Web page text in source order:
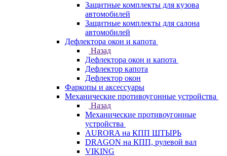
Защитные комплекты для кузова
автомобилей
Защитные комплекты для салона
автомобилей
Дефлектора окон и капота
Назад
Дефлектора окон и капота
Дефлектор капота
Дефлектор окон
Фаркопы и аксессуары
Механические противоугонные устройства
Назад
Механические противоугонные
устройства
AURORA на КПП ШТЫРЬ
DRAGON на КПП, рулевой вал
VIKING